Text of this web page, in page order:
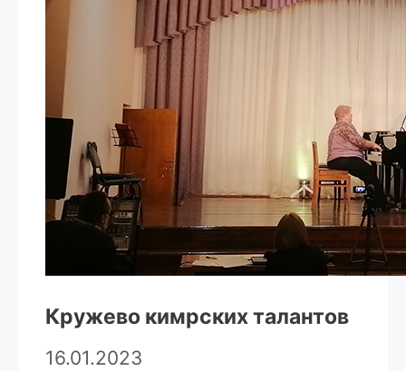
Кружево кимрских талантов
16.01.2023